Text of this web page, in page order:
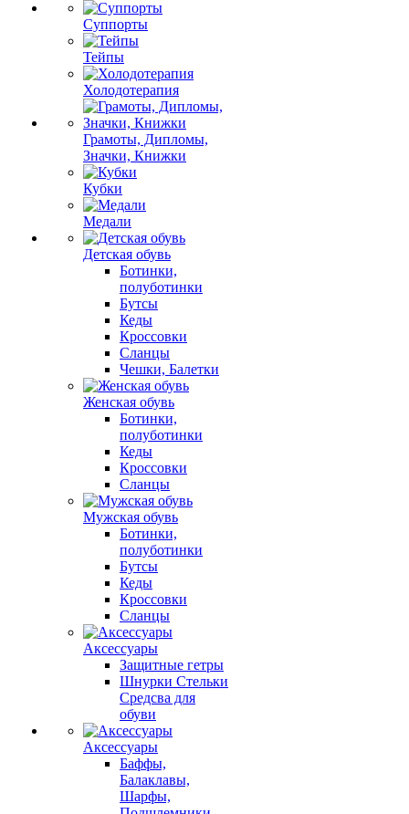
Суппорты
Тейпы
Холодотерапия
Грамоты, Дипломы,
Значки, Книжки
Кубки
Медали
Детская обувь
Ботинки,
полуботинки
Бутсы
Кеды
Кроссовки
Сланцы
Чешки, Балетки
Женская обувь
Ботинки,
полуботинки
Кеды
Кроссовки
Сланцы
Мужская обувь
Ботинки,
полуботинки
Бутсы
Кеды
Кроссовки
Сланцы
Аксессуары
Защитные гетры
Шнурки Стельки
Средсва для
обуви
Аксессуары
Баффы,
Балаклавы,
Шарфы,